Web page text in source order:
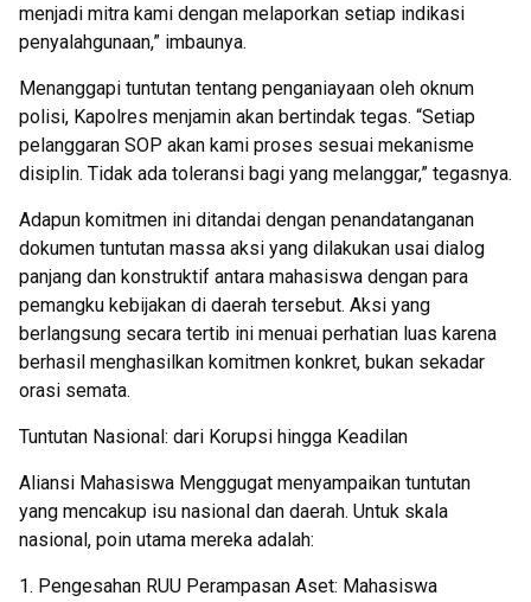
menjadi mitra kami dengan melaporkan setiap indikasi
penyalahgunaan,” imbaunya.
Menanggapi tuntutan tentang penganiayaan oleh oknum
polisi, Kapolres menjamin akan bertindak tegas. “Setiap
pelanggaran SOP akan kami proses sesuai mekanisme
disiplin. Tidak ada toleransi bagi yang melanggar,” tegasnya.
Adapun komitmen ini ditandai dengan penandatanganan
dokumen tuntutan massa aksi yang dilakukan usai dialog
panjang dan konstruktif antara mahasiswa dengan para
pemangku kebijakan di daerah tersebut. Aksi yang
berlangsung secara tertib ini menuai perhatian luas karena
berhasil menghasilkan komitmen konkret, bukan sekadar
orasi semata.
Tuntutan Nasional: dari Korupsi hingga Keadilan
Aliansi Mahasiswa Menggugat menyampaikan tuntutan
yang mencakup isu nasional dan daerah. Untuk skala
nasional, poin utama mereka adalah:
1. Pengesahan RUU Perampasan Aset: Mahasiswa